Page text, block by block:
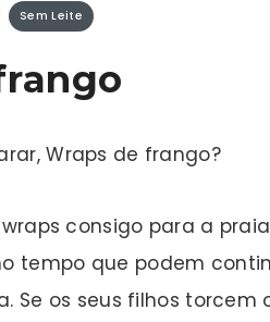
Sem Leite
Wraps de frango?
consigo para a
tempo que podem
Se os seus filhos torcem